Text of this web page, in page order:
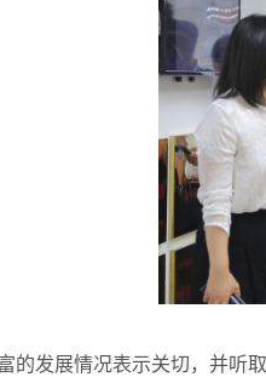
发展情况表示关切，并听